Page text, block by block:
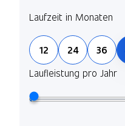
Laufzeit in Monaten
12 24 36
Laufleistung pro Jahr